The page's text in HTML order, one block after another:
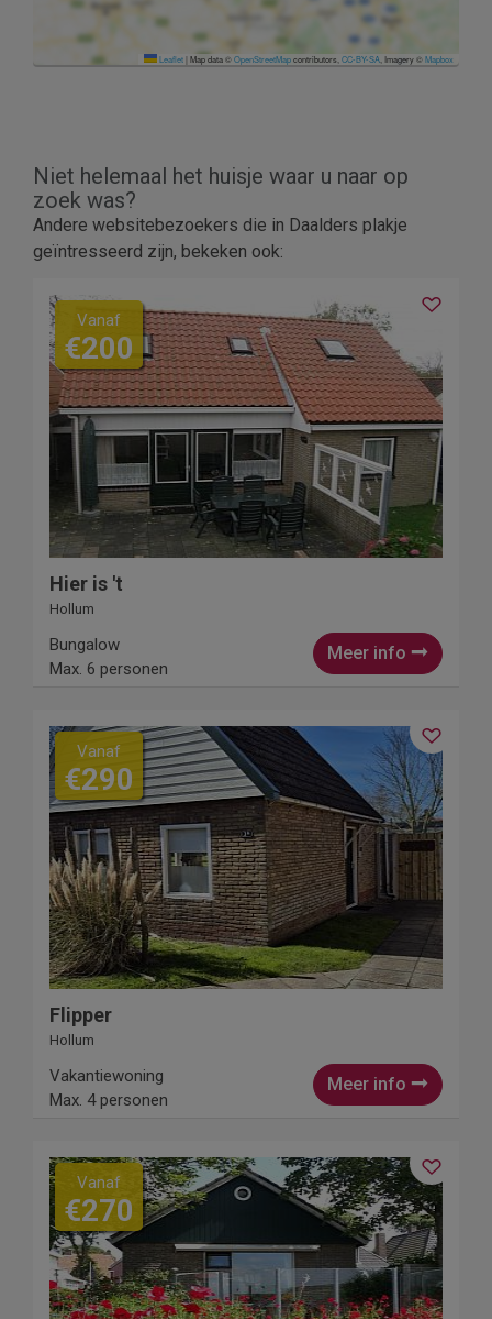
Leaflet|Map data ©OpenStreetMapcontributors,CC-BY-SA, Imagery ©Mapbox
Niet helemaal het huisje waar u naar op
zoek was?
Andere websitebezoekers die in Daalders plakje
geïntresseerd zijn, bekeken ook:
Vanaf
€200
Hier is 't
Hollum
Meer info
Bungalow
Max. 6 personen
Vanaf
€290
Flipper
Hollum
Meer info
Vakantiewoning
Max. 4 personen
Vanaf
€270